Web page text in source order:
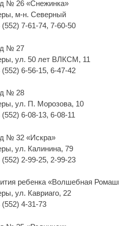
№ 26 «Снежинка»
м-н. Северный
7-61-74, 7-60-50
№ 27
ул. 50 лет ВЛКСМ, 11
6-56-15, 6-47-42
№ 28
ул. П. Морозова, 10
6-08-13, 6-08-11
№ 32 «Искра»
ул. Калинина, 79
2-99-25, 2-99-23
ребенка «Волшебная
ул. Кавриаго, 22
4-31-73